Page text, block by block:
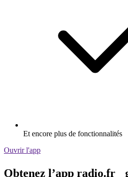
Et encore plus de fonctionnalités
Ouvrir l'app
Obtenez l’app radio.fr